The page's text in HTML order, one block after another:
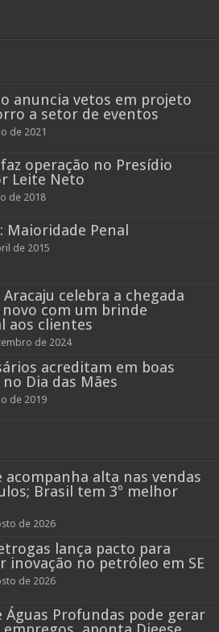
anuncia vetos em projeto
a setor de eventos
de 2021
operação no Presídio
Leite Neto
de 2018
Maioridade Penal
de 2015
Aracaju celebra a chegada
com um brinde
aos clientes
de 2024
acreditam em boas
Dia das Mães
de 2019
acompanha alta nas vendas
Brasil tem 3º melhor
de 2026
lança pacto para
inovação no petróleo em SE
de 2026
Águas Profundas pode gerar